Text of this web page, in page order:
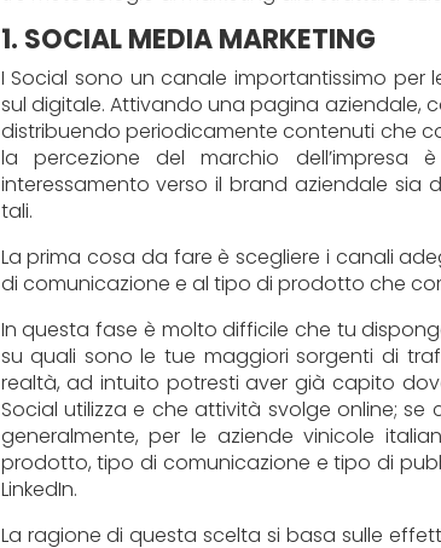
1. SOCIAL MEDIA MARKETING
I Social sono un canale importantissimo per
sul digitale. Attivando una pagina aziendale,
distribuendo periodicamente contenuti che
la percezione del marchio dell’impresa
interessamento verso il brand aziendale sia
tali.
La prima cosa da fare è scegliere i canali
di comunicazione e al tipo di prodotto che
In questa fase è molto difficile che tu
su quali sono le tue maggiori sorgenti di
realtà, ad intuito potresti aver già capito
Social utilizza e che attività svolge online; se
generalmente, per le aziende vinicole
prodotto, tipo di comunicazione e tipo di
LinkedIn.
La ragione di questa scelta si basa sulle